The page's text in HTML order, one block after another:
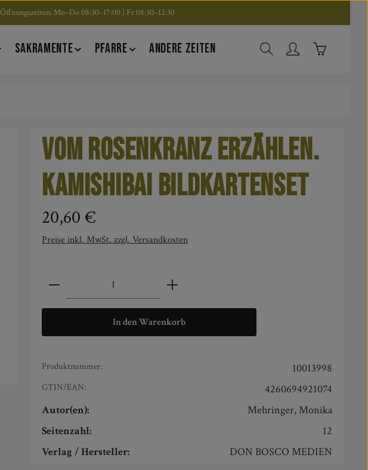
Öffnungszeiten: Mo–Do 08:30–17:00 | Fr 08:30–12:30
SAKRAMENTE PFARRE ANDERE ZEITEN Warenkorb
Vom Rosenkranz erzählen.
Kamishibai Bildkartenset
Regulärer Preis:
20,60 €
Preise inkl. MwSt. zzgl. Versandkosten
Produkt Anzahl: Gib den gewünschten Wert ein oder
In den Warenkorb
Produktnummer: 10013998
GTIN/EAN:
4260694921074
Autor(en):
Mehringer, Monika
Seitenzahl:
12
Verlag / Hersteller:
DON BOSCO MEDIEN